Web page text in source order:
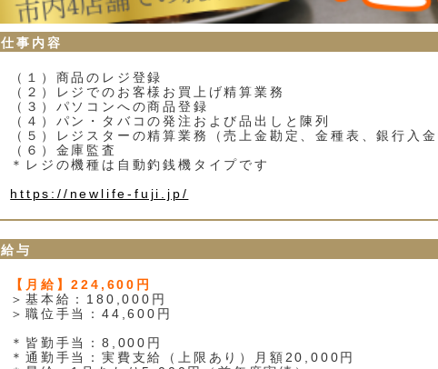
仕事内容
（１）商品のレジ登録
（２）レジでのお客様お買上げ精算業務
（３）パソコンへの商品登録
（４）パン・タバコの発注および品出しと陳列
（５）レジスターの精算業務（売上金勘定、金種表、銀行入
（６）金庫監査
＊レジの機種は自動釣銭機タイプです
https://newlife-fuji.jp/
給与
【月給】224,600円
＞基本給：180,000円
＞職位手当：44,600円
＊皆勤手当：8,000円
＊通勤手当：実費支給（上限あり）月額20,000円